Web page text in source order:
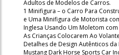
Adultos de Modelos de Carros.
1 Minifigura – o Carro Para
e Uma Minifigura de Motorista
Inglesa Usando Um Moletom
As Crianças Colocarem Ao
Detalhes de Design Autênticos
Mustang Dark Horse Sports Car